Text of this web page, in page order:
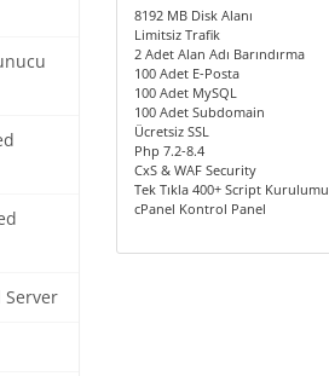
Server
8192 MB Disk Alanı
Limitsiz Trafik
2 Adet Alan Adı Barındırma
100 Adet E-Posta
100 Adet MySQL
100 Adet Subdomain
Ücretsiz SSL
Php 7.2-8.4
CxS & WAF Security
Tek Tıkla 400+ Script Kurulumu
cPanel Kontrol Panel